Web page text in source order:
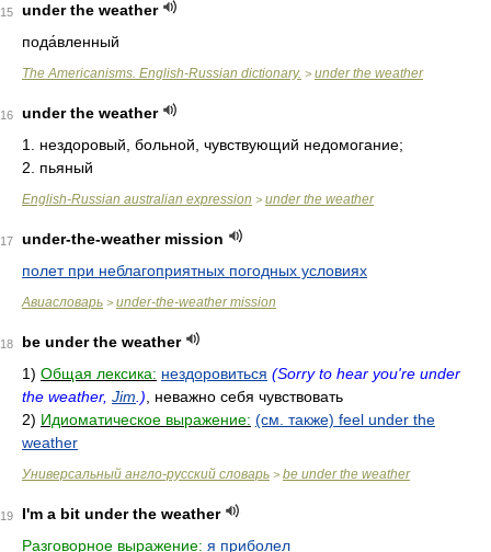
15
under the weather
пода́вленный
The Americanisms. English-Russian dictionary. > under the weather
16
under the weather
1. нездоровый, больной, чувствующий недомогание;
2. пьяный
English-Russian australian expression > under the weather
17
under-the-weather mission
полет при неблагоприятных погодных условиях
Авиасловарь > under-the-weather mission
18
be under the weather
1) Общая лексика: нездоровиться (Sorry to hear you're under
the weather, Jim .) , неважно себя чувствовать
2) Идиоматическое выражение: (см. также) feel under the
weather
Универсальный англо-русский словарь > be under the weather
19
I'm a bit under the weather
Разговорное выражение: я приболел